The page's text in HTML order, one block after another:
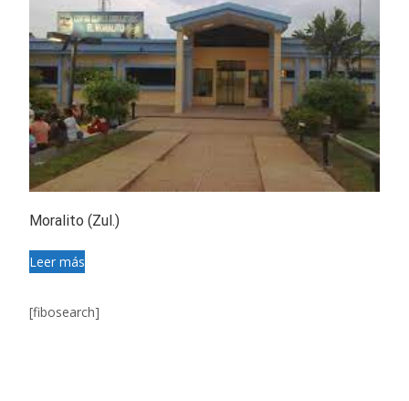
Moralito (Zul.)
Leer más
[fibosearch]